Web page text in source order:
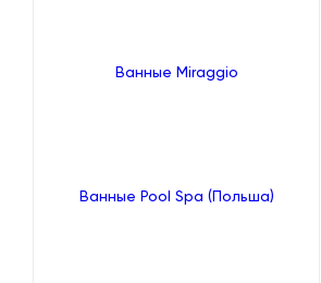
Ванные Miraggio
Ванные Pool Spa (Польша)